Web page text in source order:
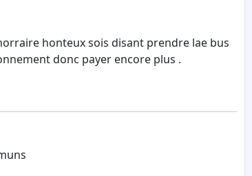
honteux sois disant prendre lae bus
donc payer encore plus .